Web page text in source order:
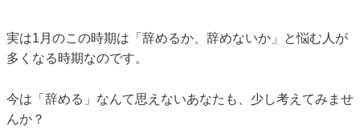
実は1月のこの時期は「辞めるか、辞めないか」と悩む人が
多くなる時期なのです。
今は「辞める」なんて思えないあなたも、少し考えてみませ
んか？